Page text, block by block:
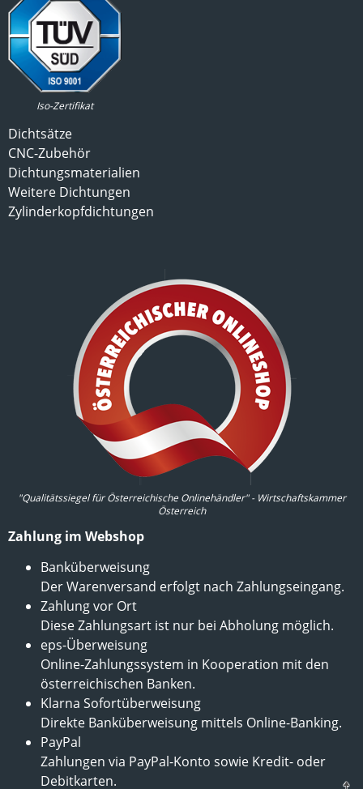
Iso-Zertifikat
Dichtsätze
CNC-Zubehör
Dichtungsmaterialien
Weitere Dichtungen
Zylinderkopfdichtungen
"Qualitätssiegel für Österreichische Onlinehändler" - Wirtschaftskammer
Österreich
Zahlung im Webshop
Banküberweisung
Der Warenversand erfolgt nach Zahlungseingang.
Zahlung vor Ort
Diese Zahlungsart ist nur bei Abholung möglich.
eps-Überweisung
Online-Zahlungssystem in Kooperation mit den
österreichischen Banken.
Klarna Sofortüberweisung
Direkte Banküberweisung mittels Online-Banking.
PayPal
Zahlungen via PayPal-Konto sowie Kredit- oder
Debitkarten.